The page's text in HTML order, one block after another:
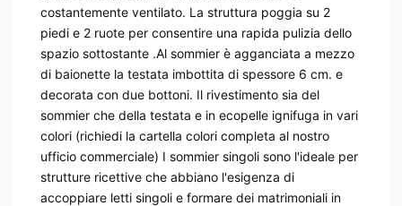
costantemente ventilato. La struttura poggia su 2
piedi e 2 ruote per consentire una rapida pulizia dello
spazio sottostante .Al sommier è agganciata a mezzo
di baionette la testata imbottita di spessore 6 cm. e
decorata con due bottoni. Il rivestimento sia del
sommier che della testata e in ecopelle ignifuga in vari
colori (richiedi la cartella colori completa al nostro
ufficio commerciale) I sommier singoli sono l'ideale per
strutture ricettive che abbiano l'esigenza di
accoppiare letti singoli e formare dei matrimoniali in